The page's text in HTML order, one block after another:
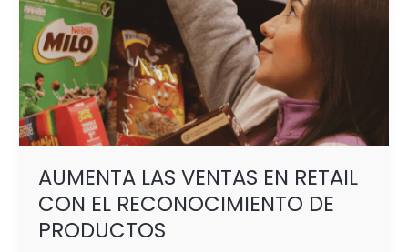
AUMENTA LAS VENTAS EN RETAIL
CON EL RECONOCIMIENTO DE
PRODUCTOS